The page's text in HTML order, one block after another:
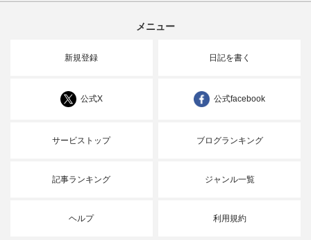
メニュー
新規登録 日記を書く
公式X 公式facebook
サービストップ ブログランキング
記事ランキング ジャンル一覧
ヘルプ 利用規約